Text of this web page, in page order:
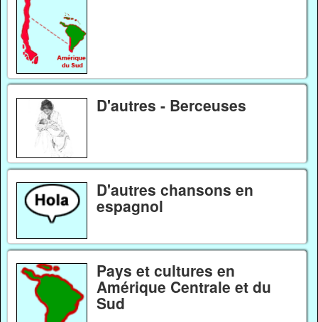
D'autres - Berceuses
D'autres chansons en
espagnol
Pays et cultures en
Amérique Centrale et du
Sud